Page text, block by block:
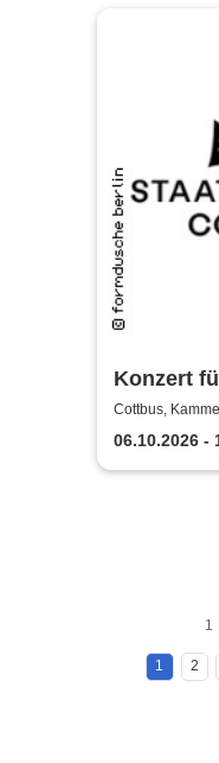
Konzert
Cottbus,
06.10.2026 -
1
1 2